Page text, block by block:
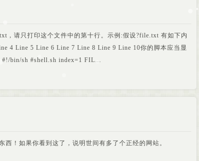
，请只打印这个文件中的第十行。示例:假设?file.txt 有如下内
4 Line 5 Line 6 Line 7 Line 8 Line 9 Line 10你的脚本应当显
bin/sh #shell.sh index=1 FIL...
西！如果你看到这了，说明世间有多了个正经的网站。